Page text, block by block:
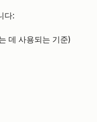
다:
데 사용되는 기준)